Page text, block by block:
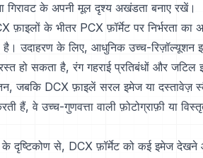
गिरावट के अपनी मूल दृश्य अखंडता बनाए रखें।
फ़ाइलों के भीतर PCX फ़ॉर्मेट पर निर्भरता
है। उदाहरण के लिए, आधुनिक उच्च-रिज़ॉल्यूशन
हो सकता है, रंग गहराई प्रतिबंधों और
जबकि DCX फ़ाइलें सरल इमेज या दस्तावेज़
हैं, वे उच्च-गुणवत्ता वाली फ़ोटोग्राफ़ी या
दृष्टिकोण से, DCX फ़ॉर्मेट को कई इमेज देखने